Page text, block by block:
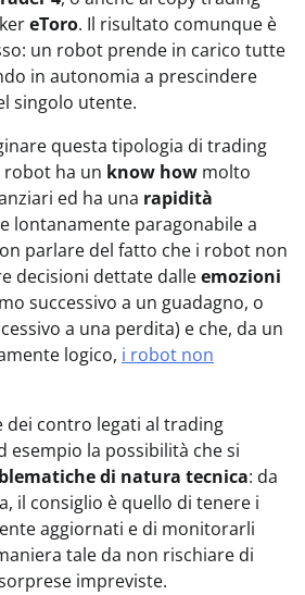
eToro. Il risultato comunque è
un robot prende in carico tutte
in autonomia a prescindere
singolo utente.
questa tipologia di trading
robot ha un know how molto
ed ha una rapidità
lontanamente paragonabile a
parlare del fatto che i robot non
decisioni dettate dalleemozioni
successivo a un guadagno, o
a una perdita) e che, da un
logico, i robot non
dei contro legati al trading
esempio la possibilità che si
di natura tecnica: da
il consiglio è quello di tenere i
aggiornati e di monitorarli
tale da non rischiare di
impreviste.